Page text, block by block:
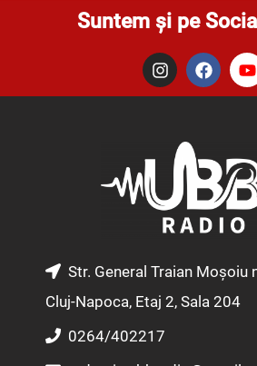
Suntem și pe
I
n
s
m
F
a
c
o
k
Y
o
u
e
Str. General Traian Moșoiu
Cluj-Napoca, Etaj 2, Sala 204
0264/402217